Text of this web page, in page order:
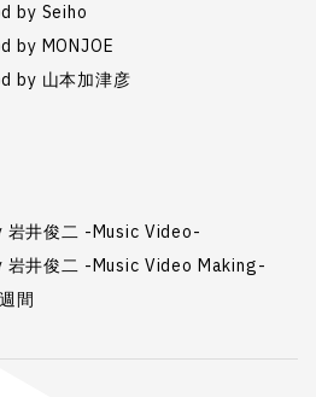
by Seiho
by MONJOE
by 山本加津彦
岩井俊二 -Music Video-
岩井俊二 -Music Video Making-
間